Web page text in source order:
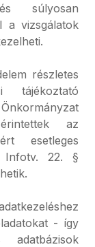
súlyosan
a vizsgálatok
részletes
tájékoztató
az
esetleges
Infotv. 22. §
- így